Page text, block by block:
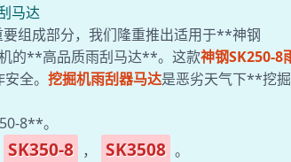
马达
组成部分，我们隆重推出适用于**神钢
的**高品质雨刮马达**。这款神钢SK250-8
全。 挖掘机雨刮器马达是恶劣天气下**挖掘
8**。
SK350-8 ， SK3508 。